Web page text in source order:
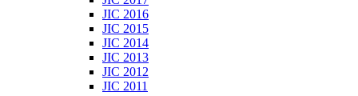
JIC 2016
JIC 2015
JIC 2014
JIC 2013
JIC 2012
JIC 2011